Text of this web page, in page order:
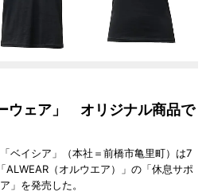
ウェア」 オリジナル商品で
ベイシア」（本社＝前橋市亀里町）は7
ALWEAR（オルウエア）」の「休息サポ
」を発売した。